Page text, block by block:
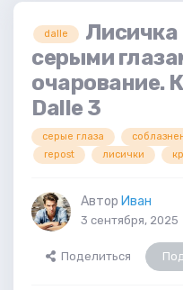
dalle
серыми
очарование.
Dalle 3
серые глаза
repost
лисички
Автор Иван
3 сентября, 2025
Поделиться